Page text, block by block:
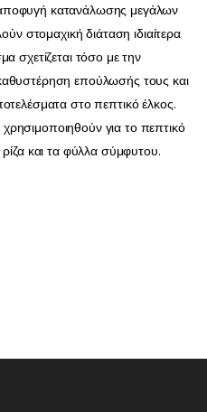
κατανάλωσης μεγάλων
στομαχική διάταση ιδιαίτερα
σχετίζεται τόσο με την
επούλωσής τους και
στο πεπτικό έλκος.
για το πεπτικό
και τα φύλλα σύμφυτου.